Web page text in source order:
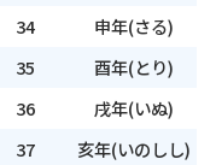
34 申年(さる)
35 酉年(とり)
36 戌年(いぬ)
37 亥年(いのしし)